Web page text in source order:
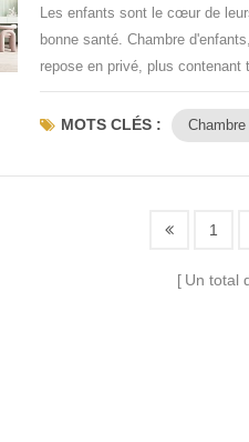
Les enfants sont le cœur de
bonne santé. Chambre
repose en privé, plus
souhaitez décorer une
MOTS CLÉS :
1
Un total